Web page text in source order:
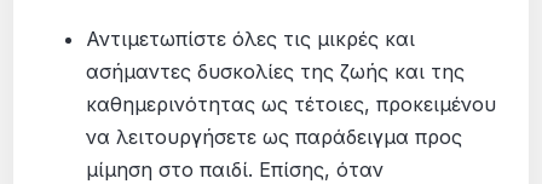
Αντιμετωπίστε όλες τις μικρές και
ασήμαντες δυσκολίες της ζωής και της
καθημερινότητας ως τέτοιες, προκειμένου
να λειτουργήσετε ως παράδειγμα προς
μίμηση στο παιδί. Επίσης, όταν